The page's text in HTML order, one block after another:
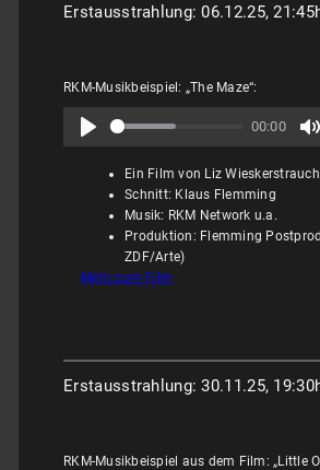
Erstausstrahlung: 06.12.25,
RKM-Musikbeispiel: „The Maze“:
00:00
Ein Film von Liz Wieskerstrauch
Schnitt: Klaus Flemming
Musik: RKM Network u.a.
Produktion: Flemming
ZDF/Arte)
Mehr zum Film
Erstausstrahlung: 30.11.25,
RKM-Musikbeispiel aus dem Film: „Little